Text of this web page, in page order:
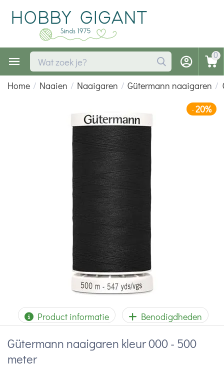
0
Home / Naaien / Naaigaren / Gütermann naaigaren /
-20%
Product informatie Benodigdheden
Gütermann naaigaren kleur 000 - 500
meter